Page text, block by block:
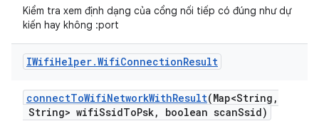
Kiểm tra xem định dạng của cổng nối tiếp có đúng như dự
kiến hay không :port
IWifiHelper.WifiConnectionResult
connectToWifiNetworkWithResult(Map<String ,
String> wifiSsidToPsk, boolean scanSsid)